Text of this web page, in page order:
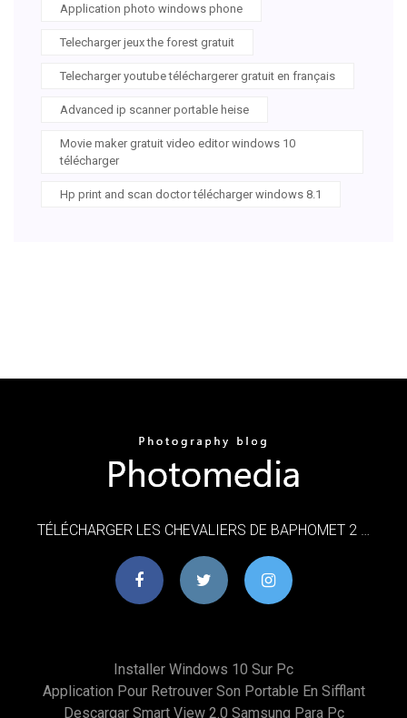
Application photo windows phone
Telecharger jeux the forest gratuit
Telecharger youtube téléchargerer gratuit en français
Advanced ip scanner portable heise
Movie maker gratuit video editor windows 10
télécharger
Hp print and scan doctor télécharger windows 8.1
TÉLÉCHARGER LES CHEVALIERS DE BAPHOMET 2 …
Installer Windows 10 Sur Pc
Application Pour Retrouver Son Portable En Sifflant
Descargar Smart View 2.0 Samsung Para Pc